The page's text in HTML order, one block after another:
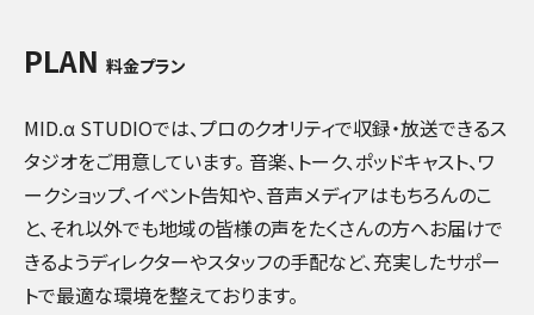
PLAN 料金プラン
MID.α STUDIOでは、プロのクオリティで収録・放送できるス
タジオをご用意しています。 音楽、トーク、ポッドキャスト、ワ
ークショップ、イベント告知や、音声メディアはもちろんのこ
と、それ以外でも地域の皆様の声をたくさんの方へお届けで
きるようディレクターやスタッフの手配など、充実したサポー
トで最適な環境を整えております。